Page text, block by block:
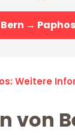
Bern → Paphos
Weitere
von